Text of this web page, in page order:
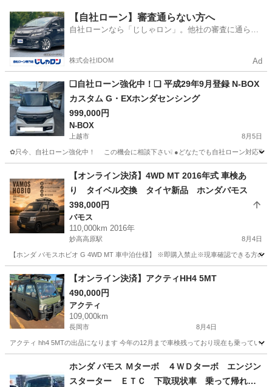
新潟 上越市 その他 VAN
【自社ローン】審査通らない方へ
自社ローンなら「じしゃロン」。他社の審査に通らな
株式会社IDOM Ad
❑自社ローン強化中！❑ 平成29年9月登録 N-BOX
カスタム G・EXホンダセンシング
999,000円
N-BOX
上越市 8月5日
✿只今、自社ローン強化中！ この機会に相談下さい❕ ●どなたでも自社ロー
N-BOX 車両
【オンライン決済】4WD MT 2016年式 車検あ
り タイベル交換 タイヤ新品 ホンダバモス
398,000円
バモス
110,000km 2016年
妙高高原駅 8月4日
【ホンダ バモスホビオ G 4WD MT 車中泊仕様】 ※即購入禁止※現車確認できる方の
新潟 妙高市 妙高高原駅 バモス
【オンライン決済】アクティHH4 5MT
490,000円
アクティ
109,000km
長岡市 8月4日
アクティ hh4 5MTの出品になります 今年の12月まで車検残っており現在も乗ってい
アクティ
ホンダ バモス Ｍターボ ４ＷＤターボ エンジン
スターター ＥＴＣ 下取現状車 乗って帰れま